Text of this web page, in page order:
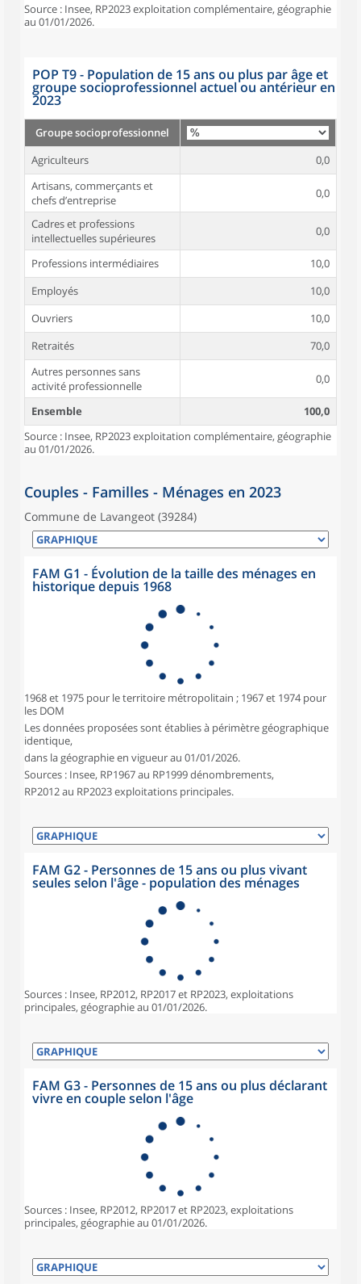
Source : Insee, RP2023 exploitation complémentaire, géographie
au 01/01/2026.
POP T9 - Population de 15 ans ou plus par âge et
groupe socioprofessionnel actuel ou antérieur en
2023
Groupe socioprofessionnel
Agriculteurs
0,0
Artisans, commerçants et
chefs d’entreprise
0,0
Cadres et professions
intellectuelles supérieures
0,0
Professions intermédiaires
10,0
Employés
10,0
Ouvriers
10,0
Retraités
70,0
Autres personnes sans
activité professionnelle
0,0
Ensemble
100,0
Source : Insee, RP2023 exploitation complémentaire, géographie
au 01/01/2026.
Couples - Familles - Ménages en 2023
Commune de Lavangeot (39284)
FAM G1 - Évolution de la taille des ménages en
historique depuis 1968
1968 et 1975 pour le territoire métropolitain ; 1967 et 1974 pour
les DOM
Les données proposées sont établies à périmètre géographique
identique,
dans la géographie en vigueur au 01/01/2026.
Sources : Insee, RP1967 au RP1999 dénombrements,
RP2012 au RP2023 exploitations principales.
FAM G2 - Personnes de 15 ans ou plus vivant
seules selon l'âge - population des ménages
Sources : Insee, RP2012, RP2017 et RP2023, exploitations
principales, géographie au 01/01/2026.
FAM G3 - Personnes de 15 ans ou plus déclarant
vivre en couple selon l'âge
Sources : Insee, RP2012, RP2017 et RP2023, exploitations
principales, géographie au 01/01/2026.